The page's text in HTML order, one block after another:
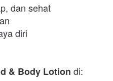
dan sehat
diri
& Body Lotion di: